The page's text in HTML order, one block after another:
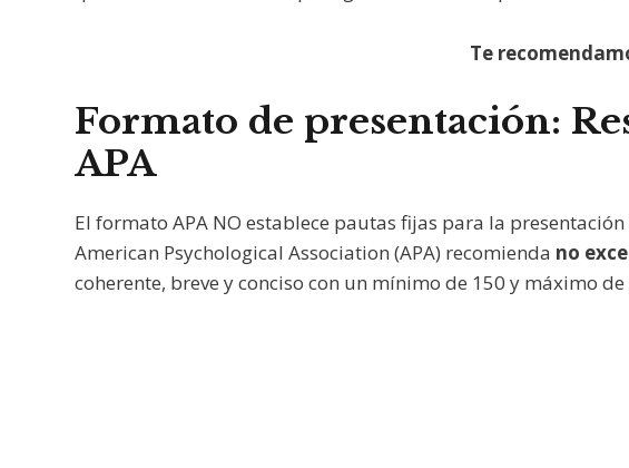
Te
Formato de presentación:
APA
El formato APA NO establece pautas fijas para la presentación
American Psychological Association (APA) recomienda no
coherente, breve y conciso con un mínimo de 150 y máximo